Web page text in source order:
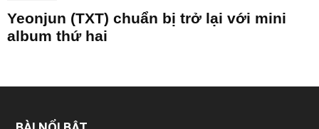
Yeonjun (TXT) chuẩn bị trở lại với mini
album thứ hai